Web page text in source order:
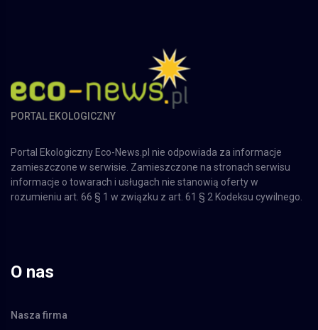
Portal Ekologiczny Eco-News.pl nie odpowiada za informacje
zamieszczone w serwisie. Zamieszczone na stronach serwisu
informacje o towarach i usługach nie stanowią oferty w
O nas
Reklama w Portalu
Kontakt